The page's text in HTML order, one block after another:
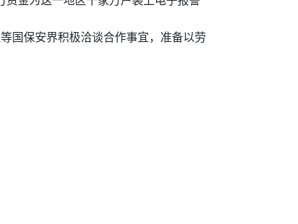
国保安界积极洽谈合作事宜，准备以劳